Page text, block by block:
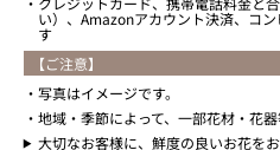
い）、Amazonアカウント決済、コ
す
【ご注意】
写真はイメージです。
地域・季節によって、一部花材・花
大切なお客様に、鮮度の良いお花を